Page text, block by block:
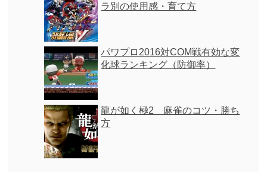
ラ別の使用感・育て方
パワプロ2016対COM戦有効な変
化球ランキング（防御率）
龍が如く極2 麻雀のコツ・勝ち
方